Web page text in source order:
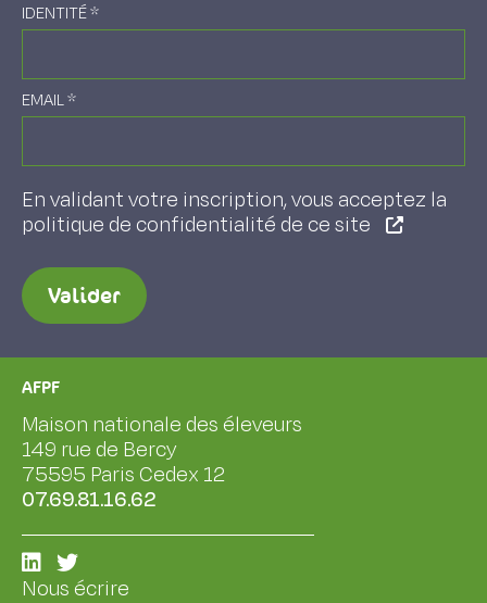
IDENTITÉ*
EMAIL*
En validant votre inscription, vous acceptez la
politique de confidentialité de ce site
Valider
AFPF
Maison nationale des éleveurs
149 rue de Bercy
75595 Paris Cedex 12
07.69.81.16.62
Nous écrire